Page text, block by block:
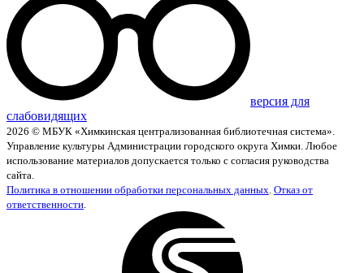
версия для
слабовидящих
2026 © МБУК «Химкинская централизованная библиотечная система».
Управление культуры Администрации городского округа Химки. Любое
использование материалов допускается только с согласия руководства
сайта.
Политика в отношении обработки персональных данных. Отказ от
ответственности.